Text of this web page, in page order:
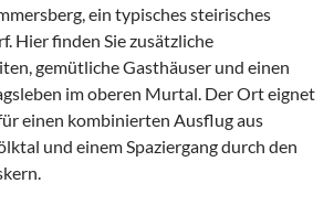
ein typisches steirisches
Hier finden Sie zusätzliche
gemütliche Gasthäuser und einen
im oberen Murtal. Der Ort eignet
einen kombinierten Ausflug aus
und einem Spaziergang durch den